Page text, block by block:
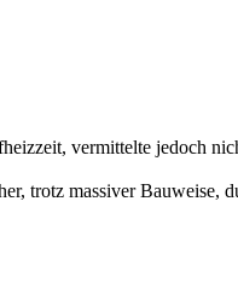
vermittelte jedoch
trotz massiver Bauweise,